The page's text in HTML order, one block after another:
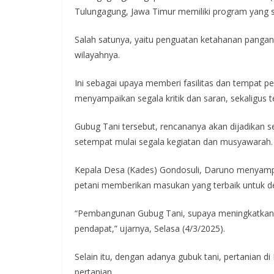
b
o
o
k
er
A
p
gr
a
Tulungagung, Jawa Timur memiliki program
Salah satunya, yaitu penguatan ketahanan
wilayahnya.
Ini sebagai upaya memberi fasilitas dan tempat
menyampaikan segala kritik dan saran, sekaligus
Gubug Tani tersebut, rencananya akan dijadikan
setempat mulai segala kegiatan dan musyawarah.
Kepala Desa (Kades) Gondosuli, Daruno
petani memberikan masukan yang terbaik untuk
“Pembangunan Gubug Tani, supaya
pendapat,” ujarnya, Selasa (4/3/2025).
Selain itu, dengan adanya gubuk tani, pertanian